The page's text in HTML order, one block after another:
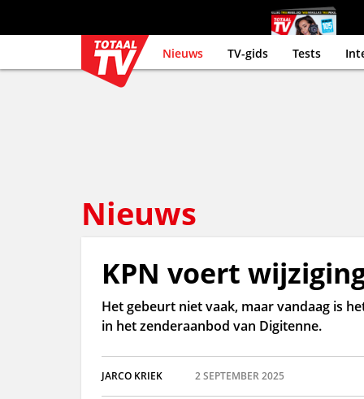
Nieuws TV-gids Tests
Nieuws
KPN voert
Het gebeurt niet vaak, maar vandaag is
in het zenderaanbod van Digitenne.
JARCO KRIEK 2 SEPTEMBER 2025